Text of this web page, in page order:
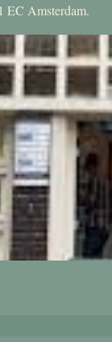
EC Amsterdam.